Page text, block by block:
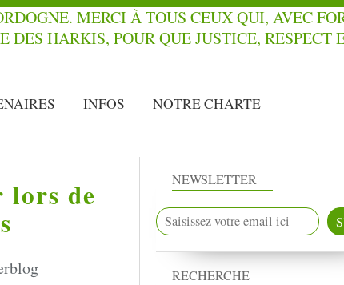
INFOS NOTRE CHARTE
lors de NEWSLETTER
RECHERCHE